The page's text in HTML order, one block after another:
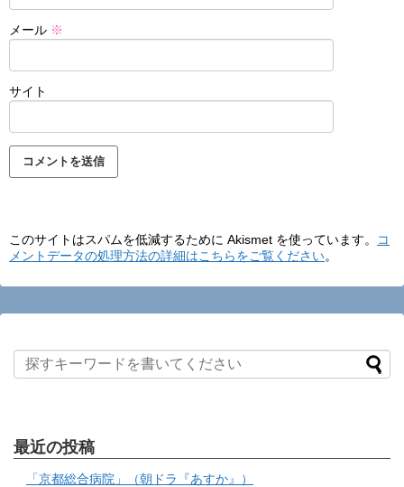
メール ※
サイト
このサイトはスパムを低減するために Akismet を使っています。
コ
メントデータの処理方法の詳細はこちらをご覧ください。
最近の投稿
「京都総合病院」（朝ドラ『あすか』）